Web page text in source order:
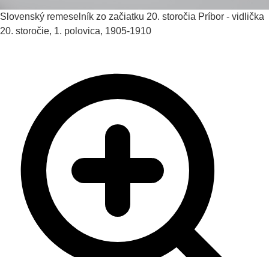
Slovenský remeselník zo začiatku 20. storočia Príbor - vidlička
20. storočie, 1. polovica, 1905-1910